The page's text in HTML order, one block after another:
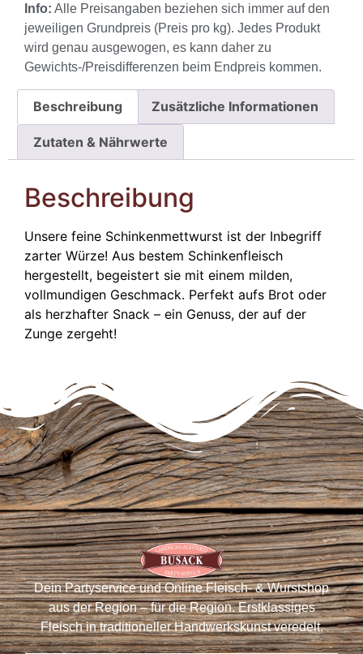
Info: Alle Preisangaben beziehen sich immer auf den
jeweiligen Grundpreis (Preis pro kg). Jedes Produkt
wird genau ausgewogen, es kann daher zu
Gewichts-/Preisdifferenzen beim Endpreis kommen.
Beschreibung Zusätzliche Informationen
Zutaten & Nährwerte
Beschreibung
Unsere feine Schinkenmettwurst ist der Inbegriff
zarter Würze! Aus bestem Schinkenfleisch
hergestellt, begeistert sie mit einem milden,
vollmundigen Geschmack. Perfekt aufs Brot oder
als herzhafter Snack – ein Genuss, der auf der
Zunge zergeht!
Dein Partyservice und Online Fleisch- & Wurstshop
aus der Region – für die Region. Erstklassiges
Fleisch in traditioneller Handwerkskunst veredelt.